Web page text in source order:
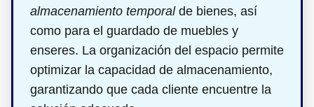
almacenamiento temporalde bienes, así
como para el guardado de muebles y
enseres. La organización del espacio permite
optimizar la capacidad de almacenamiento,
garantizando que cada cliente encuentre la